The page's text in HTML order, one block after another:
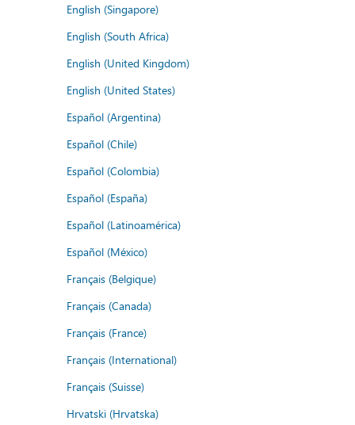
English (Singapore)
English (South Africa)
English (United Kingdom)
English (United States)
Español (Argentina)
Español (Chile)
Español (Colombia)
Español (España)
Español (Latinoamérica)
Español (México)
Français (Belgique)
Français (Canada)
Français (France)
Français (International)
Français (Suisse)
Hrvatski (Hrvatska)